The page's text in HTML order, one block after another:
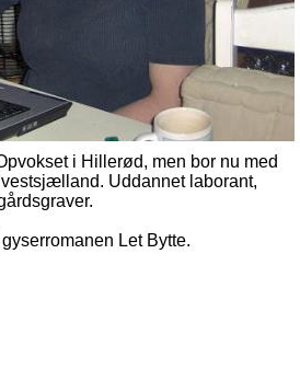
i Hillerød, men bor nu med
Uddannet laborant,
Let Bytte.